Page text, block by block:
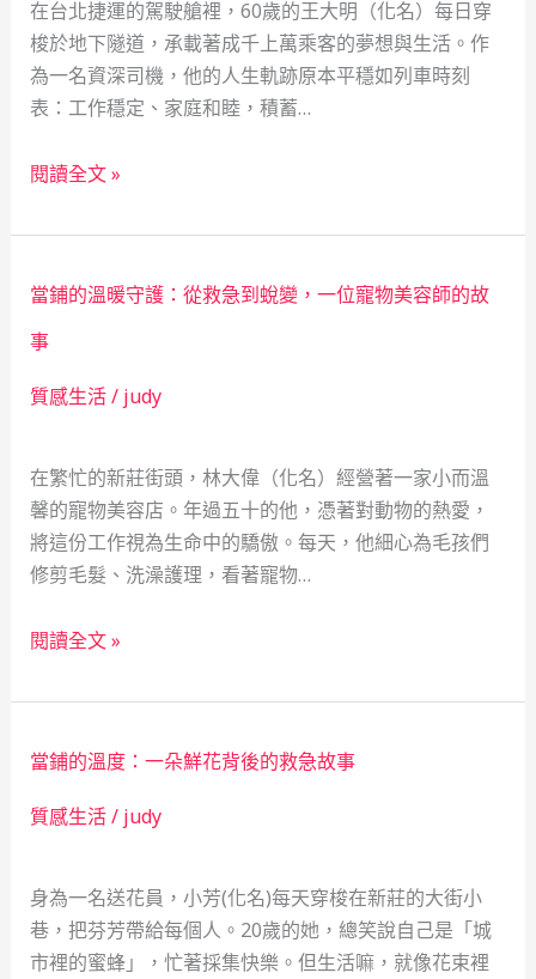
安
全
網，
點
人
機
在台北捷運的駕駛艙裡，60歲的王大明（化名）每日穿
梭於地下隧道，承載著成千上萬乘客的夢想與生活。作
為一名資深司機，他的人生軌跡原本平穩如列車時刻
表：工作穩定、家庭和睦，積蓄…
捷
司
的
轉
當
如
何
以
「救
急
救
就
會
全
網
閱讀全文 »
當鋪的溫暖守護：從救急到蛻變，一位寵物美容師的故
事
質感生活/ judy
在繁忙的新莊街頭，林大偉（化名）經營著一家小而溫
馨的寵物美容店。年過五十的他，憑著對動物的熱愛，
將這份工作視為生命中的驕傲。每天，他細心為毛孩們
修剪毛髮、洗澡護理，看著寵物…
當
的
暖
守
護：
救
急
到
閱讀全文 »
當鋪的溫度：一朵鮮花背後的救急故事
質感生活/ judy
身為一名送花員，小芳(化名)每天穿梭在新莊的大街小
巷，把芬芳帶給每個人。20歲的她，總笑說自己是「城
市裡的蜜蜂」，忙著採集快樂。但生活嘛，就像花束裡